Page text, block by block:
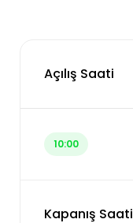
Açılış Saati
10:00
Kapanış Saati